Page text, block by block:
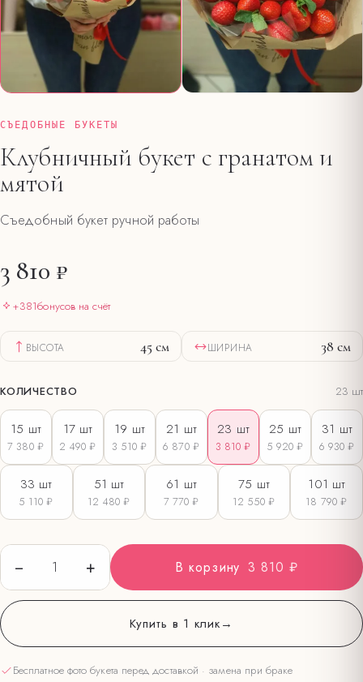
СЪЕДОБНЫЕ БУКЕТЫ
Клубничный букет с гранатом и
мятой
Съедобный букет ручной работы
3 810 ₽
+381бонусов на счёт
ВЫСОТА 45 см ШИРИНА 38 см
КОЛИЧЕСТВО 23 шт
15 шт
7 380 ₽
17шт
2 490 ₽
19 шт
3 510 ₽
21 шт
6 870 ₽
23 шт
3 810 ₽
25 шт
5 920 ₽
31 шт
6 930 ₽
33 шт
5 110 ₽
51 шт
12 480 ₽
61 шт
7 770 ₽
75 шт
12 550 ₽
101 шт
18 790 ₽
− 1 + В корзину 3 810 ₽
Купить в 1 клик→
Бесплатное фото букета перед доставкой · замена при браке